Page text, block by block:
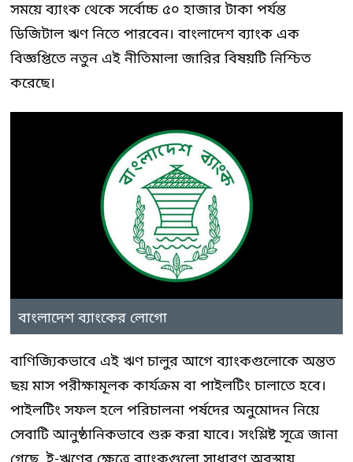
সময়ে ব্যাংক থেকে সর্বোচ্চ ৫০ হাজার টাকা পর্যন্ত
ডিজিটাল ঋণ নিতে পারবেন। বাংলাদেশ ব্যাংক এক
বিজ্ঞপ্তিতে নতুন এই নীতিমালা জারির বিষয়টি নিশ্চিত
করেছে।
বাংলাদেশ ব্যাংকের লোগো
বাণিজ্যিকভাবে এই ঋণ চালুর আগে ব্যাংকগুলোকে অন্তত
ছয় মাস পরীক্ষামূলক কার্যক্রম বা পাইলটিং চালাতে হবে।
পাইলটিং সফল হলে পরিচালনা পর্ষদের অনুমোদন নিয়ে
সেবাটি আনুষ্ঠানিকভাবে শুরু করা যাবে। সংশ্লিষ্ট সূত্রে জানা